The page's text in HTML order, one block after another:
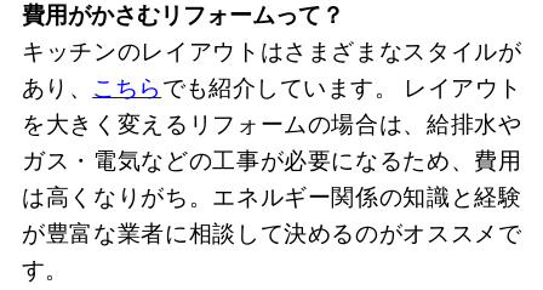
費用がかさむリフォームって？
キッチンのレイアウトはさまざまなスタイルが
あり、 こちら でも紹介しています。 レイアウト
を大きく変えるリフォームの場合は、給排水や
ガス・電気などの工事が必要になるため、費用
は高くなりがち。エネルギー関係の知識と経験
が豊富な業者に相談して決めるのがオススメで
す。